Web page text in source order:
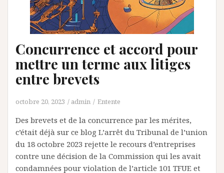
Concurrence et accord pour
mettre un terme aux litiges
entre brevets
octobre 20, 2023 admin Entente
Des brevets et de la concurrence par les mérites,
c’était déjà sur ce blog L’arrêt du Tribunal de l’union
du 18 octobre 2023 rejette le recours d’entreprises
contre une décision de la Commission qui les avait
condamnées pour violation de l’article 101 TFUE et